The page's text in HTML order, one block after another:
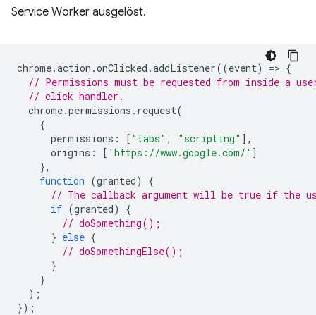
Service Worker ausgelöst.
chrome.action .onClicked .addListener((event) => {
// Permissions must be requested from inside a
// click handler.
chrome.permissions . request(
{
permissions : [ "tabs" , "scripting" ],
origins : [ 'https://www.google.com/' ]
},
function (granted)
{
// The callback argument will be true if the
if (granted)
{
// doSomething();
} else {
// doSomethingElse();
}
}
);
});